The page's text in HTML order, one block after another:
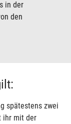
in der
den
spätestens zwei
ihr mit der